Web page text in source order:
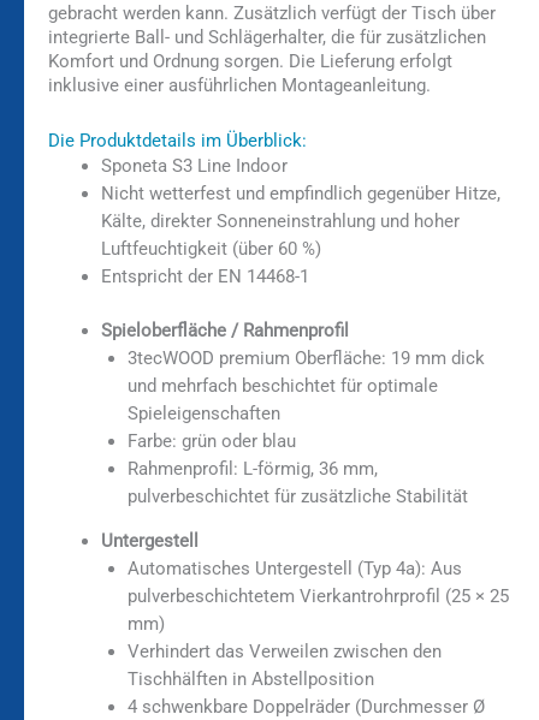
gebracht werden kann. Zusätzlich verfügt der Tisch über
integrierte Ball- und Schlägerhalter, die für zusätzlichen
Komfort und Ordnung sorgen. Die Lieferung erfolgt
inklusive einer ausführlichen Montageanleitung.
Die Produktdetails im Überblick:
Sponeta S3 Line Indoor
Nicht wetterfest und empfindlich gegenüber Hitze,
Kälte, direkter Sonneneinstrahlung und hoher
Luftfeuchtigkeit (über 60 %)
Entspricht der EN 14468-1
Spieloberfläche / Rahmenprofil
3tecWOOD premium Oberfläche: 19 mm dick
und mehrfach beschichtet für optimale
Spieleigenschaften
Farbe: grün oder blau
Rahmenprofil: L-förmig, 36 mm,
pulverbeschichtet für zusätzliche Stabilität
Untergestell
Automatisches Untergestell (Typ 4a): Aus
pulverbeschichtetem Vierkantrohrprofil (25 × 25
mm)
Verhindert das Verweilen zwischen den
Tischhälften in Abstellposition
4 schwenkbare Doppelräder (Durchmesser Ø